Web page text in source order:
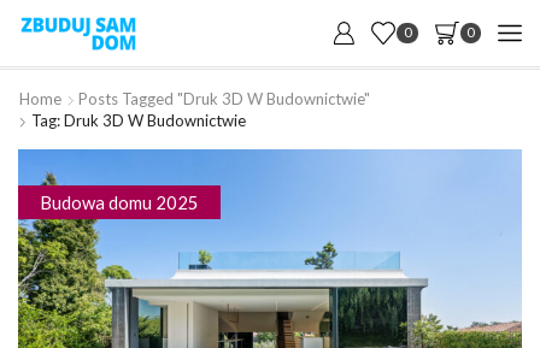
0 0
Home
Posts Tagged "druk 3D W Budownictwie"
Tag: Druk 3D W Budownictwie
Budowa domu 2025